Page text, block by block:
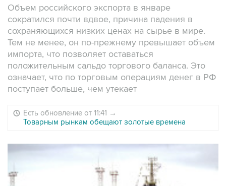
Объем российского экспорта в январе
сократился почти вдвое, причина падения в
сохраняющихся низких ценах на сырье в мире.
Тем не менее, он по-прежнему превышает объем
импорта, что позволяет оставаться
положительным сальдо торгового баланса. Это
означает, что по торговым операциям денег в РФ
поступает больше, чем утекает
Есть обновление от 11:41 →
Товарным рынкам обещают золотые времена